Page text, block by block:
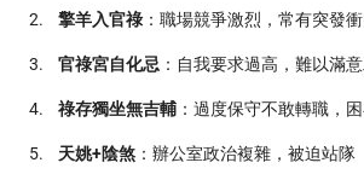
2. 擎羊入官祿：職場競爭激烈，常有突發
3. 官祿宮自化忌 ：自我要求過高，難以滿
4. 祿存獨坐無吉輔 ：過度保守不敢轉職，
5. 天姚+陰煞 ：辦公室政治複雜，被迫站隊